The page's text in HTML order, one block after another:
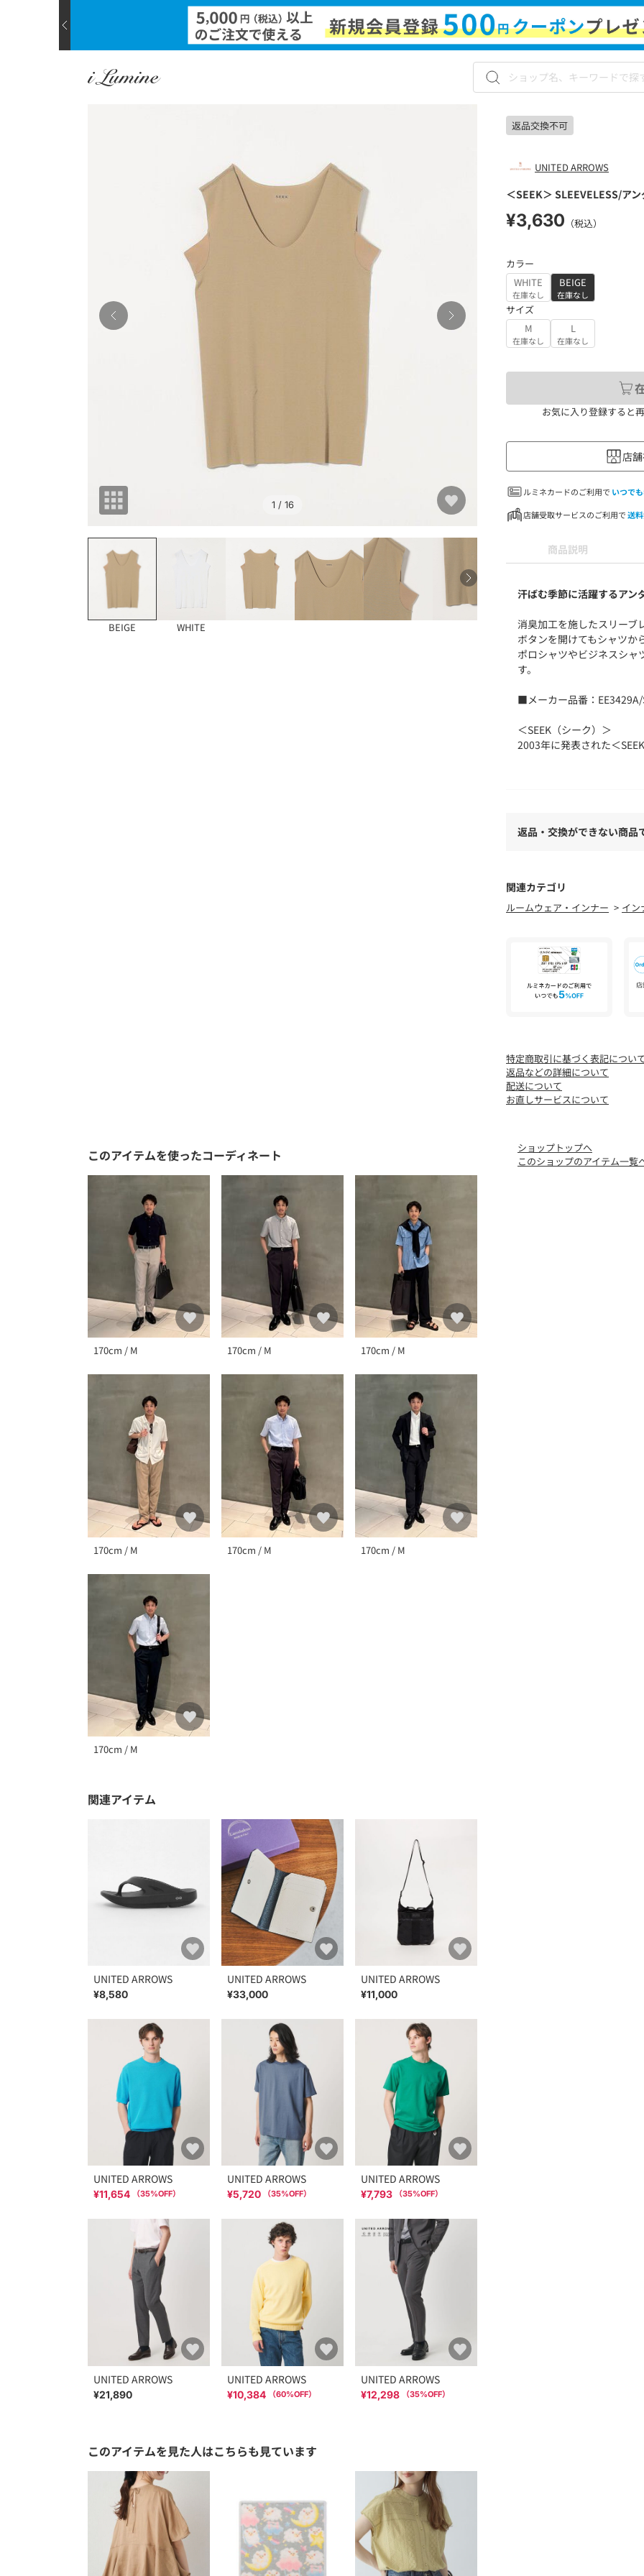
返品交換不可
1 / 16
BEIGE WHITE
UNITED ARROWS
＜SEEK＞ SLEEVELESS/ア
¥3,630 （税込）
カラー
WHITE
在庫なし
BEIGE
在庫なし
サイズ
M
在庫なし
L
在庫なし
お気に入り登録すると
店
ルミネカードのご利用で いつでも
店舗受取サービスのご利用で送
商品説明
汗ばむ季節に活躍するアン
消臭加工を施したスリーブ
ボタンを開けてもシャツか
ポロシャツやビジネスシャ
す。
■メーカー品番：
＜SEEK（シーク）＞
2003年に発表された＜
※商品に「取り扱い上の注
味と異なって見える場合が
※商品の色味の目安は、商
品名：SEEK SLEEVELESS
返品・交換ができない商品
関連カテゴリ
ルームウェア・インナー イン
特定商取引に基づく表記につい
返品などの詳細について
配送について
お直しサービスについて
このアイテムを使ったコーディネート
170cm / M 170cm / M 170cm / M
170cm / M 170cm / M 170cm / M
170cm / M
関連アイテム
UNITED ARROWS
¥8,580
UNITED ARROWS
¥33,000
UNITED ARROWS
¥11,000
UNITED ARROWS
¥11,654 （35%OFF）
UNITED ARROWS
¥5,720 （35%OFF）
UNITED ARROWS
¥7,793 （35%OFF）
UNITED ARROWS
¥21,890
UNITED ARROWS
¥10,384 （60%OFF）
UNITED ARROWS
¥12,298 （35%OFF）
ショップトップへ
このショップのアイテム一覧